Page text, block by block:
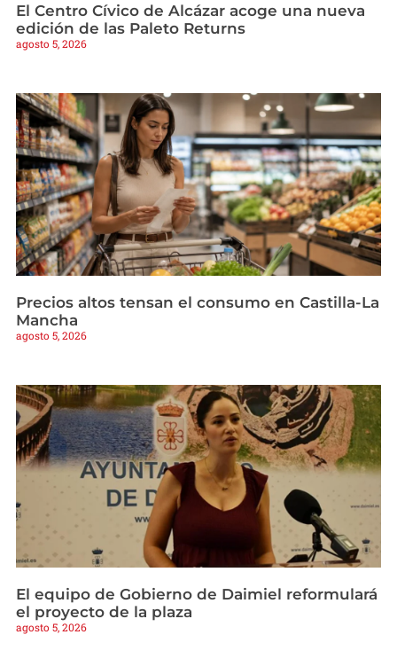
El Centro Cívico de Alcázar acoge una nueva
edición de las Paleto Returns
agosto 5, 2026
Precios altos tensan el consumo en Castilla-La
Mancha
agosto 5, 2026
El equipo de Gobierno de Daimiel reformulará
el proyecto de la plaza
agosto 5, 2026